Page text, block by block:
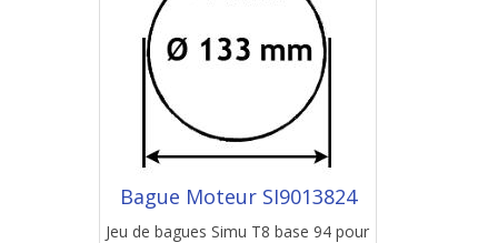
Bague Moteur SI9013824
Jeu de bagues Simu T8 base 94 pour